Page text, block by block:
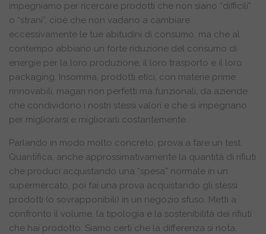
impegniamo per ricercare prodotti che non siano “difficili”
o “strani”, cioè che non vadano a cambiare
eccessivamente le tue abitudini di consumo, ma che al
contempo abbiano un forte riduzione del consumo di
energie per la loro produzione, il loro trasporto e il loro
packaging. Insomma, prodotti etici, con materie prime
rinnovabili, magari non perfetti ma funzionali, da aziende
che condividono i nostri stessi valori e che si impegnano
per migliorarsi e migliorarli costantemente.
Parlando in modo molto concreto, prova a fare un test.
Quantifica, anche approssimativamente la quantità di rifiuti
che produci acquistando una “spesa” normale in un
supermercato, poi fai una prova acquistando gli stessi
prodotti (o sovrapponibili) in un negozio sfuso. Metti a
confronto il volume, la tipologia e la sostenibilità dei rifiuti
che hai prodotto. Siamo certi che la differenza si nota.